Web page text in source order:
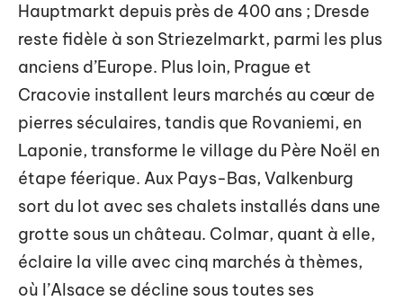
Hauptmarkt depuis près de 400 ans ; Dresde
reste fidèle à son Striezelmarkt, parmi les plus
anciens d’Europe. Plus loin, Prague et
Cracovie installent leurs marchés au cœur de
pierres séculaires, tandis que Rovaniemi, en
Laponie, transforme le village du Père Noël en
étape féerique. Aux Pays-Bas, Valkenburg
sort du lot avec ses chalets installés dans une
grotte sous un château. Colmar, quant à elle,
éclaire la ville avec cinq marchés à thèmes,
où l’Alsace se décline sous toutes ses